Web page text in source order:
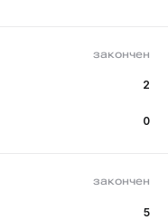
закончен
2
0
закончен
5